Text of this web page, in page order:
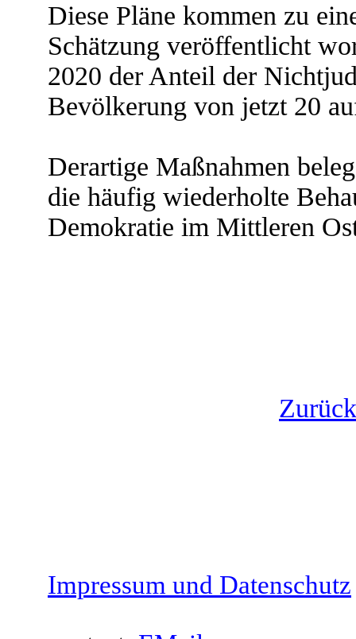
Diese Pläne kommen zu
Schätzung veröffentlicht
2020 der Anteil der
Bevölkerung von jetzt 20
Derartige Maßnahmen
die häufig wiederholte
Demokratie im Mittleren
Impressum und Datenschutz